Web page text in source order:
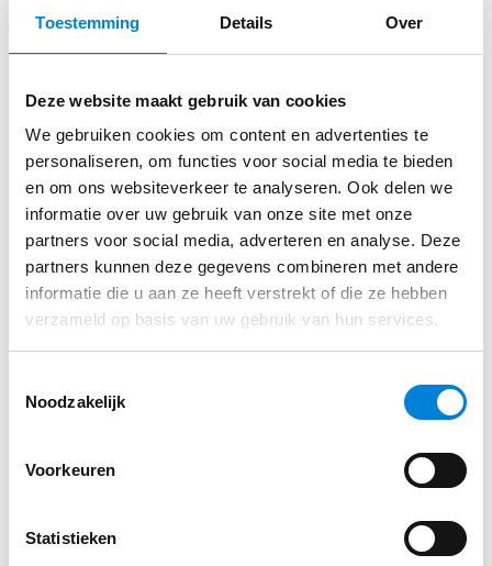
Toestemming Details Over
Deze website maakt gebruik van cookies
We gebruiken cookies om content en advertenties te
personaliseren, om functies voor social media te bieden
en om ons websiteverkeer te analyseren. Ook delen we
informatie over uw gebruik van onze site met onze
partners voor social media, adverteren en analyse. Deze
partners kunnen deze gegevens combineren met andere
informatie die u aan ze heeft verstrekt of die ze hebben
verzameld op basis van uw gebruik van hun services.
Noodzakelijk
Voorkeuren
Statistieken
verantwoordelijkheid. Ruimte
met doorgroeimogelijkheden.
Natuurlijk een goed salaris dat in overeenstemming
zal zijn met
de zwaarte van de functie, de opleiding en ervaring.
👉Solliciteer hier direct zonder cv of
motivatiebrief. Jouw sollicitatie wordt doorgezet
naar Van Den Akker Engineering.
Direct sollicteren op deze functie?
Vul je gegevens in via ons sollicitatie formulier
Solliciteren